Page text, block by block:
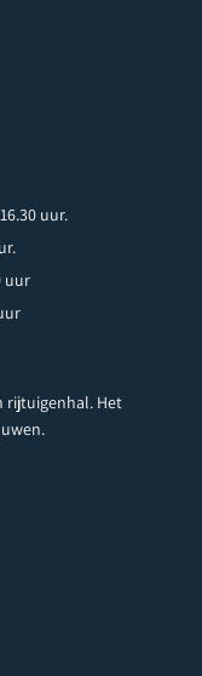
uur.
uur
rijtuigenhal. Het